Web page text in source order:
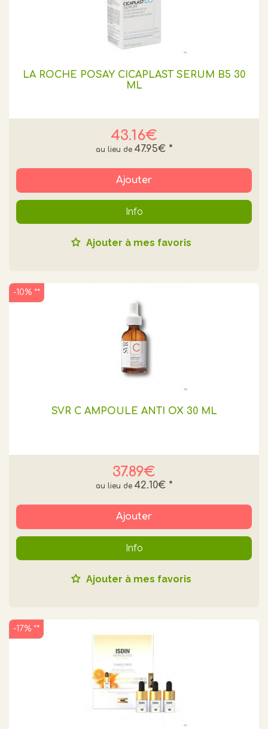
LA ROCHE POSAY CICAPLAST SÉRUM B5 30
ML
43.16€
47.95€ *
Ajouter
Info
Ajouter à mes favoris
SVR C AMPOULE ANTI OX 30 ML
37.89€
42.10€ *
-10% **
Ajouter
Info
Ajouter à mes favoris
-17% **